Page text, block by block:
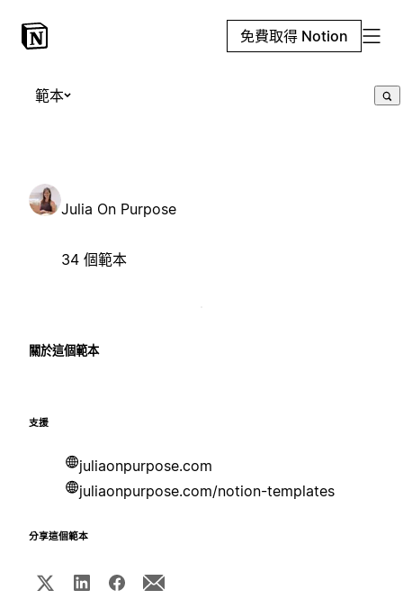
免費取得 Notion
範本
Julia On Purpose
34 個範本
關於這個範本
支援
juliaonpurpose.com
juliaonpurpose.com/notion-templates
分享這個範本